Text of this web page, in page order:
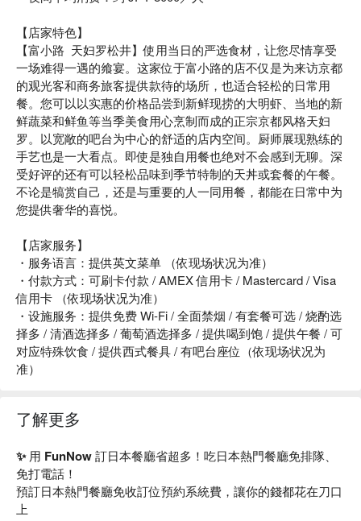
【店家特色】
【富小路 天妇罗松井】使用当日的严选食材，​​让您尽情享受
一场难得一遇的飨宴。这家位于富小路的店不仅是为来访京都
的观光客和商务旅客提供款待的场所，也适合轻松的日常用
餐。您可以以实惠的价格品尝到新鲜现捞的大明虾、当地的新
鲜蔬菜和鲜鱼等当季美食用心烹制而成的正宗京都风格天妇
罗。以宽敞的吧台为中心的舒适的店内空间。厨师展现熟练的
手艺也是一大看点。即使是独自用餐也绝对不会感到无聊。深
受好评的还有可以轻松品味到季节特制的天丼或套餐的午餐。
不论是犒赏自己，还是与重要的人一同用餐，​​都能在日常中为
您提供奢华的喜悦。
【店家服务】
・服务语言：提供英文菜单 （依现场状况为准）
・付款方式：可刷卡付款 / AMEX 信用卡 / Mastercard / Visa
信用卡 （依现场状况为准）
・设施服务：提供免费 Wi-Fi / 全面禁烟 / 有套餐可选 / 烧酌选
择多 / 清酒选择多 / 葡萄酒选择多 / 提供喝到饱 / 提供午餐 / 可
对应特殊饮食 / 提供西式餐具 / 有吧台座位（依现场状况为
准）
了解更多
✨ 用 FunNow 訂日本餐廳省超多！吃日本熱門餐廳免排隊、
免打電話！
預訂日本熱門餐廳免收訂位預約系統費，讓你的錢都花在刀口
上